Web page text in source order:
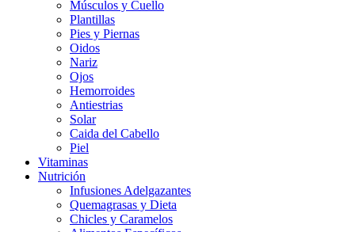
Músculos y Cuello
Plantillas
Pies y Piernas
Oidos
Nariz
Ojos
Hemorroides
Antiestrias
Solar
Caida del Cabello
Piel
Vitaminas
Nutrición
Infusiones Adelgazantes
Quemagrasas y Dieta
Chicles y Caramelos